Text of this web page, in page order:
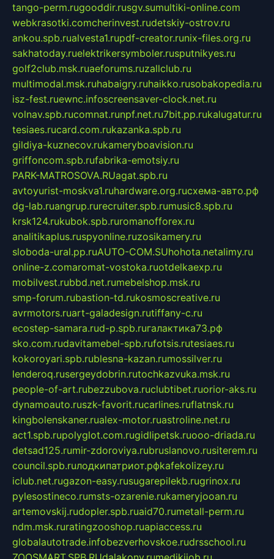
tango-perm.rugooddir.rusgv.sumultiki-online.com
webkrasotki.comcherinvest.rudetskiy-ostrov.ru
ankou.spb.rualvesta1.rupdf-creator.runix-files.org.ru
sakhatoday.ruelektrikersymboler.rusputnikyes.ru
golf2club.msk.ruaeforums.ruzallclub.ru
multimodal.msk.ruhabaigry.ruhaikko.rusobakopedia.ru
isz-fest.ruewnc.infoscreensaver-clock.net.ru
volnav.spb.rucomnat.runpf.net.ru7bit.pp.rukalugatur.ru
tesiaes.rucard.com.rukazanka.spb.ru
gildiya-kuznecov.rukameryboavision.ru
griffoncom.spb.rufabrika-emotsiy.ru
PARK-MATROSOVA.RUagat.spb.ru
avtoyurist-moskva1.ruhardware.org.ruсхема-авто.рф
dg-lab.ruangrup.rurecruiter.spb.rumusic8.spb.ru
krsk124.rukubok.spb.ruromanofforex.ru
analitikaplus.ruspyonline.ruzosikamery.ru
sloboda-ural.pp.ruAUTO-COM.SUhohota.netalimy.ru
online-z.comaromat-vostoka.ruotdelkaexp.ru
mobilvest.rubbd.net.rumebelshop.msk.ru
smp-forum.rubastion-td.rukosmoscreative.ru
avrmotors.ruart-galadesign.rutiffany-c.ru
ecostep-samara.rud-p.spb.ruгалактика73.рф
sko.com.rudavitamebel-spb.rufotsis.rutesiaes.ru
kokoroyari.spb.rublesna-kazan.rumossilver.ru
lenderoq.rusergeydobrin.rutochkazvuka.msk.ru
people-of-art.rubezzubova.ruclubtibet.ruorior-aks.ru
dynamoauto.ruszk-favorit.rucarlines.ruflatnsk.ru
kingbolenskaner.rualex-motor.ruastroline.net.ru
act1.spb.rupolyglot.com.rugidlipetsk.ruooo-driada.ru
detsad125.rumir-zdoroviya.rubruslanovo.rusiterem.ru
council.spb.ruлодкипатриот.рфkafekolizey.ru
iclub.net.rugazon-easy.rusugarepilekb.rugrinox.ru
pylesostineco.rumsts-ozarenie.rukameryjooan.ru
artemovskij.rudopler.spb.ruaid70.rumetall-perm.ru
ndm.msk.ruratingzooshop.ruapiaccess.ru
globalautotrade.infobezverhovskoe.rudrsschool.ru